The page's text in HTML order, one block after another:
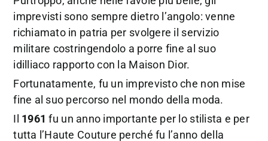
imprevisti sono sempre dietro l’angolo: venne
richiamato in patria per svolgere il servizio
militare costringendolo a porre fine al suo
idilliaco rapporto con la Maison Dior.
Fortunatamente, fu un imprevisto che non mise
fine al suo percorso nel mondo della moda.
Il 1961 fu un anno importante per lo stilista e per
tutta l’Haute Couture perché fu l’anno della